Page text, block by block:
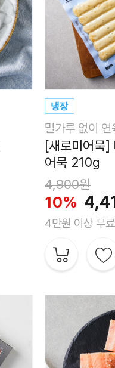
밀가루 없이
[새로미어묵
어묵 210g
4,900원
10%
4만원 이상 무